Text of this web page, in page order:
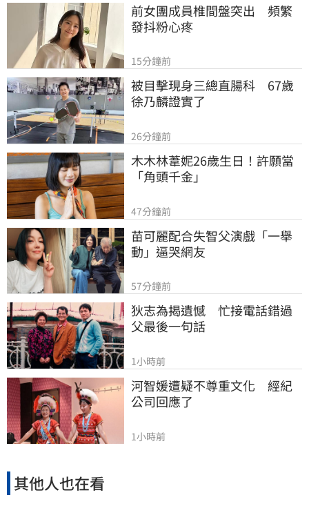
前女團成員椎間盤突出　頻繁
發抖粉心疼
15分鐘前
被目擊現身三總直腸科　67歲
徐乃麟證實了
26分鐘前
木木林葦妮26歲生日！許願當
「角頭千金」
47分鐘前
苗可麗配合失智父演戲「一舉
動」逼哭網友
57分鐘前
狄志為揭遺憾　忙接電話錯過
父最後一句話
1小時前
河智媛遭疑不尊重文化　經紀
公司回應了
1小時前
其他人也在看